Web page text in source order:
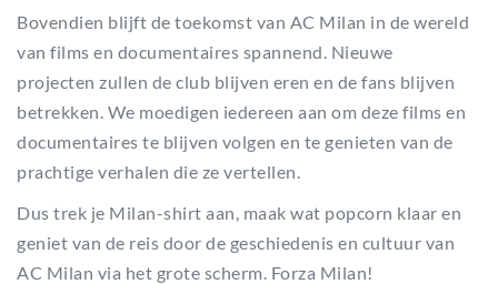
Bovendien blijft de toekomst van AC Milan in de wereld
van films en documentaires spannend. Nieuwe
projecten zullen de club blijven eren en de fans blijven
betrekken. We moedigen iedereen aan om deze films en
documentaires te blijven volgen en te genieten van de
prachtige verhalen die ze vertellen.
Dus trek je Milan-shirt aan, maak wat popcorn klaar en
geniet van de reis door de geschiedenis en cultuur van
AC Milan via het grote scherm. Forza Milan!